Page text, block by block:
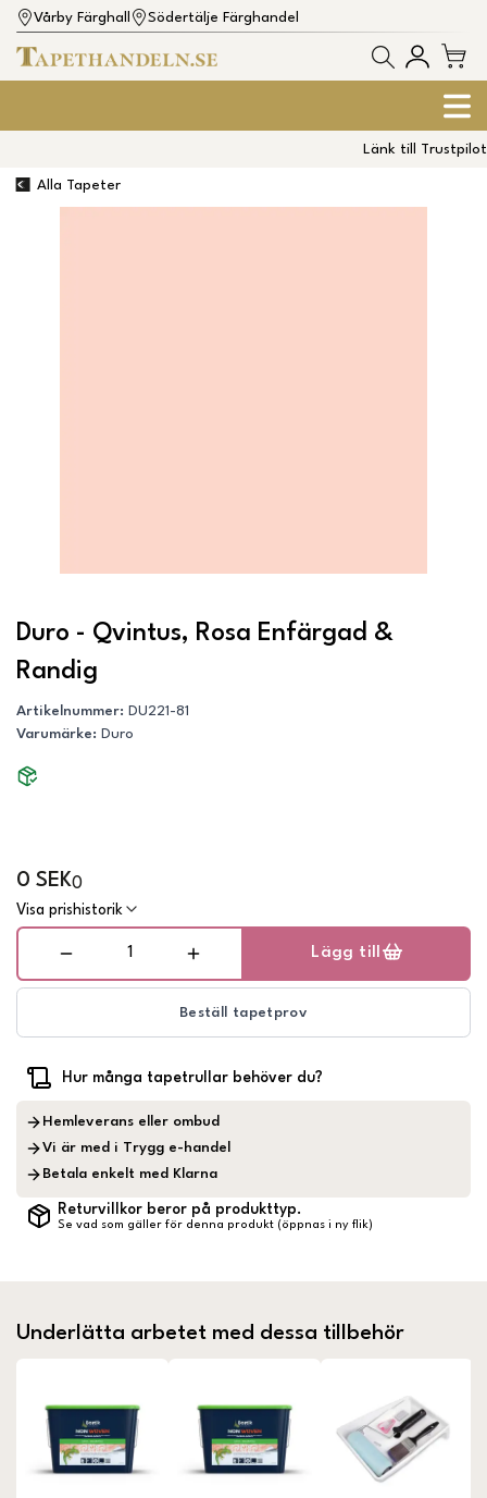
Vårby Färghall Södertälje Färghandel
Länk till Trustpilot
Alla Tapeter
Duro - Qvintus, Rosa Enfärgad &
Randig
Artikelnummer: DU221-81
Varumärke: Duro
0 SEK0
Visa prishistorik
Lägg till
Beställ tapetprov
Hur många tapetrullar behöver du?
Hemleverans eller ombud
Vi är med i Trygg e-handel
Betala enkelt med Klarna
Returvillkor beror på produkttyp.
Se vad som gäller för denna produkt (öppnas i ny flik)
Underlätta arbetet med dessa tillbehör